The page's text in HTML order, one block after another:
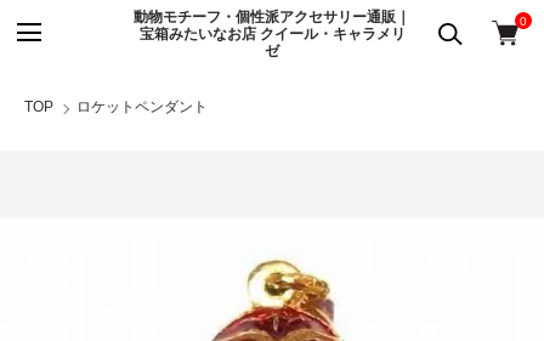
動物モチーフ・個性派アクセサリー通販｜
宝箱みたいなお店 クイール・キャラメリ
ゼ
0
TOP ロケットペンダント